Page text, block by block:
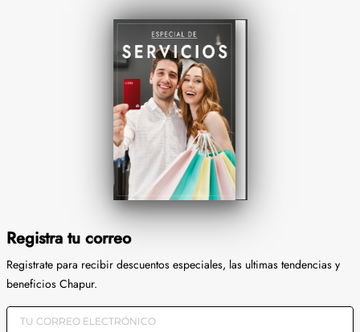
Registra tu correo
Registrate para recibir descuentos especiales, las ultimas tendencias y
beneficios Chapur.